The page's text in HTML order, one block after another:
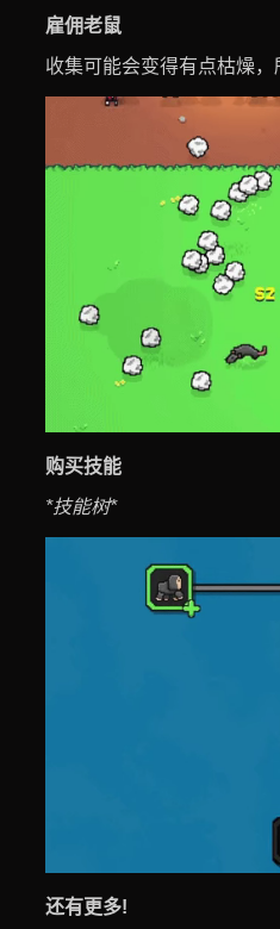
雇佣老鼠
收集可能会变得有点枯燥
购买技能
*技能树*
还有更多!